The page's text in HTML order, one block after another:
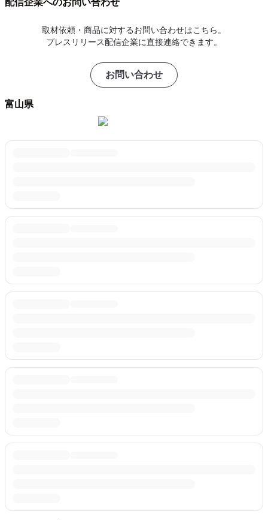
配信企業へのお問い合わせ
取材依頼・商品に対するお問い合わせはこちら。
プレスリリース配信企業に直接連絡できます。
お問い合わせ
富山県